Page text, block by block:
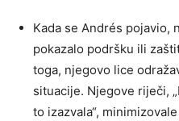
Kada se Andrés pojavio,
pokazalo podršku ili
toga, njegovo lice
situacije. Njegove riječi,
to izazvala“,